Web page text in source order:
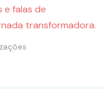
falas de
transformadora.